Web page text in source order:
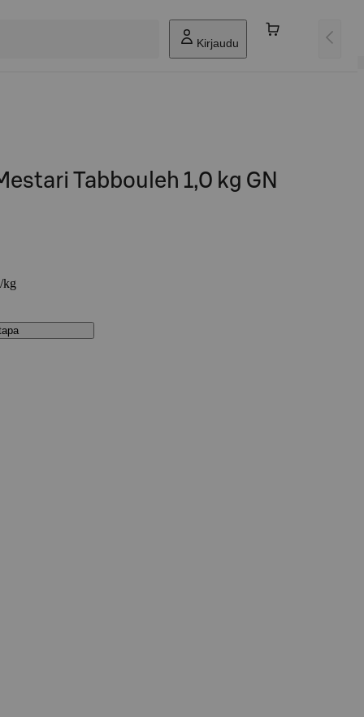
Kirjaudu
Tabbouleh 1,0 kg GN
kg